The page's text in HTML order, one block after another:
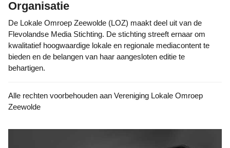
Organisatie
De Lokale Omroep Zeewolde (LOZ) maakt deel uit van de
Flevolandse Media Stichting. De stichting streeft ernaar om
kwalitatief hoogwaardige lokale en regionale mediacontent te
bieden en de belangen van haar aangesloten editie te
behartigen.
Alle rechten voorbehouden aan Vereniging Lokale Omroep
Zeewolde